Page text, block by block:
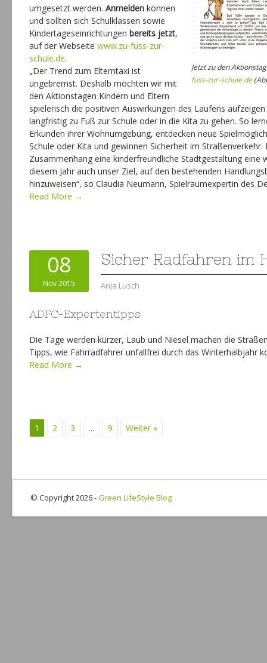
Jetzt zu den
fuss-zur-schule.de
umgesetzt werden. Anmelden können
und sollten sich Schulklassen sowie
Kindertageseinrichtungen bereits jetzt,
auf der Webseite www.zu-fuss-zur-
schule.de.
„Der Trend zum Elterntaxi ist
ungebremst. Deshalb möchten wir mit
den Aktionstagen Kindern und Eltern
spielerisch die positiven Auswirkungen des Laufens
langfristig zu Fuß zur Schule oder in die Kita zu gehen. So
Erkunden ihrer Wohnumgebung, entdecken neue
Schule oder Kita und gewinnen Sicherheit im Straßenverkehr.
Zusammenhang eine kinderfreundliche Stadtgestaltung eine
diesem Jahr auch unser Ziel, auf den bestehenden
hinzuweisen“, so Claudia Neumann, Spielraumexpertin des
Read More →
08
Nov 2015
Sicher Radfahren im
Anja Lusch
ADFC-Expertentipps
Die Tage werden kürzer, Laub und Niesel machen die
Tipps, wie Fahrradfahrer unfallfrei durch das Winterhalbjahr
Read More →
1 2 3 … 9 Weiter »
© Copyright 2026 -Green LifeStyle Blog